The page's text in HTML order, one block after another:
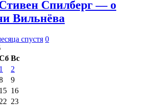
Спилберг — о
Вильнёва
спустя 0
Вс
1
2
9
15 16
22 23